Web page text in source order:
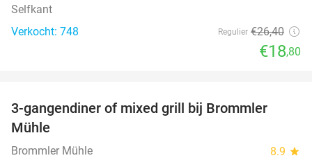
Selfkant
Verkocht: 748
Regulier €26,40
€18,80
3-gangendiner of mixed grill bij Brommler
Mühle
Brommler Mühle 8.9 star